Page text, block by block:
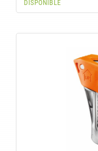
DISPONIBLE